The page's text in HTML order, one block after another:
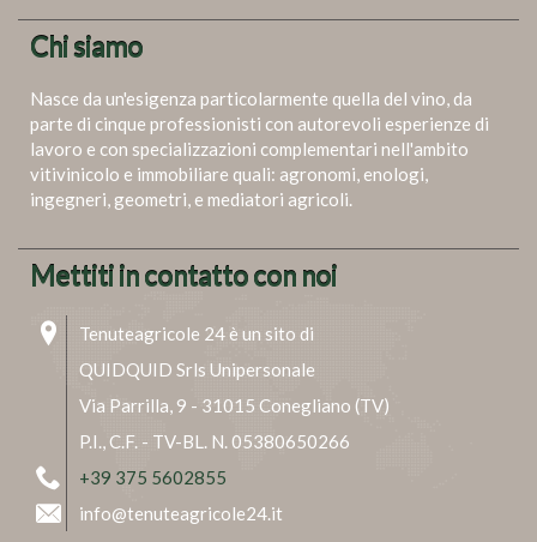
Chi siamo
Nasce da un'esigenza particolarmente quella del vino, da
parte di cinque professionisti con autorevoli esperienze di
lavoro e con specializzazioni complementari nell'ambito
vitivinicolo e immobiliare quali: agronomi, enologi,
ingegneri, geometri, e mediatori agricoli.
Mettiti in contatto con noi
Tenuteagricole 24 è un sito di
QUIDQUID Srls Unipersonale
Via Parrilla, 9 - 31015 Conegliano (TV)
P.I., C.F. - TV-BL. N. 05380650266
+39 375 5602855
info@tenuteagricole24.it